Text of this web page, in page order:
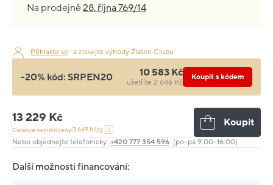
Na prodejně28. října 769/14
Přihlaste se a získejte výhody Zlaton Clubu
-20% kód: SRPEN20 10 583 Kč
ušetříte 2 646 Kč
Koupit s kódem
13 229 Kč
Garance nejnižší ceny:3 649 Kč/g
Koupit
Nebo objednejte telefonicky: +420 777 354 596 (po–pá 9:00–16:00)
Další možnosti financování: